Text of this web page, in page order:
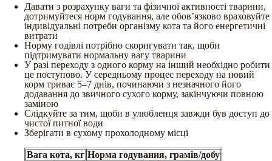
Давати з розрахунку ваги та фізичної активності тварини,
дотримуйтеся норм годування, але обов’язково враховуйте
індивідуальні потреби організму кота та його енергетичні
витрати
Норму годівлі потрібно скоригувати так, щоби
підтримувати нормальну вагу тварини
У разі переходу з одного корму на інший необхідно робити
це поступово. У середньому процес переходу на новий
корм триває 5–7 днів, починаючи з незначного його
додавання до звичного сухого корму, закінчуючи повною
заміною
Слідкуйте за тим, щоби в улюбленця завжди був доступ до
чистої питної води
Зберігати в сухому прохолодному місці
Вага кота, кг Норма годування, грамів/добу